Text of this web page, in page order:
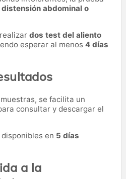
abdominal o
dos test del aliento
esperar al menos 4 días
se facilita un
consultar y descargar el
en 5 días
a la